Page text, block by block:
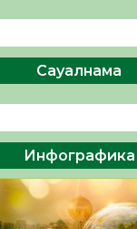
Сауалнама
Инфографика